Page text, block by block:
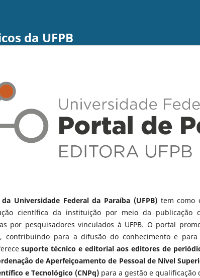
da UFPB
Universidade Federal da Paraíba (UFPB)tem como
científica da instituição por meio da publicação
por pesquisadores vinculados à UFPB. O portal
, contribuindo para a difusão do conhecimento e
suporte técnico e editorial aos editores de
de Aperfeiçoamento de Pessoal de Nível
e Tecnológico (CNPq) para a gestão e